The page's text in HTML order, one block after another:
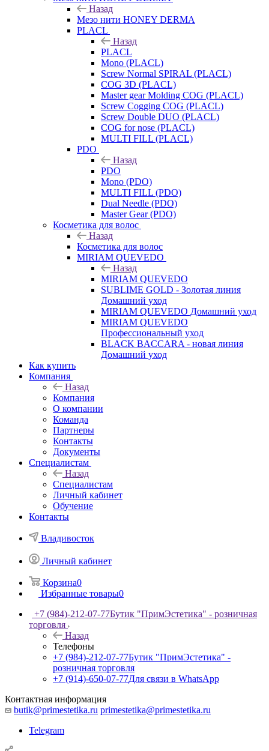
Назад
Мезо нити HONEY DERMA
PLACL
Назад
PLACL
Mono (PLACL)
Screw Normal SPIRAL (PLACL)
COG 3D (PLACL)
Master gear Molding COG (PLACL)
Screw Cogging COG (PLACL)
Screw Double DUO (PLACL)
COG for nose (PLACL)
MULTI FILL (PLACL)
PDO
Назад
PDO
Mono (PDO)
MULTI FILL (PDO)
Dual Needle (PDO)
Master Gear (PDO)
Косметика для волос
Назад
Косметика для волос
MIRIAM QUEVEDO
Назад
MIRIAM QUEVEDO
SUBLIME GOLD - Золотая линия
Домашний уход
MIRIAM QUEVEDO Домашний уход
MIRIAM QUEVEDO
Профессиональный уход
BLACK BACCARA - новая линия
Домашний уход
Как купить
Компания
Назад
Компания
О компании
Команда
Партнеры
Контакты
Документы
Специалистам
Назад
Специалистам
Личный кабинет
Обучение
Контакты
Владивосток
Личный кабинет
Корзина0
Избранные товары0
+7 (984)-212-07-77Бутик "ПримЭстетика" - розничная
торговля
Назад
Телефоны
+7 (984)-212-07-77Бутик "ПримЭстетика" -
розничная торговля
+7 (914)-650-07-77Для связи в WhatsApp
Контактная информация
butik@primestetika.ru primestetika@primestetika.ru
Telegram